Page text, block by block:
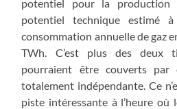
potentiel pour la
potentiel technique estimé
consommation annuelle de gaz
TWh. C’est plus des deux
pourraient être couverts par
totalement indépendante. Ce
piste intéressante à l’heure où